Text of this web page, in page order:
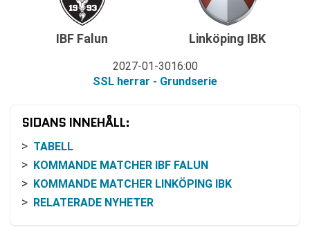
IBF Falun
2027-01-3016:00
SSL herrar - Grundserie
Linköping IBK
SIDANS INNEHÅLL:
TABELL
KOMMANDE MATCHER IBF FALUN
KOMMANDE MATCHER LINKÖPING IBK
RELATERADE NYHETER